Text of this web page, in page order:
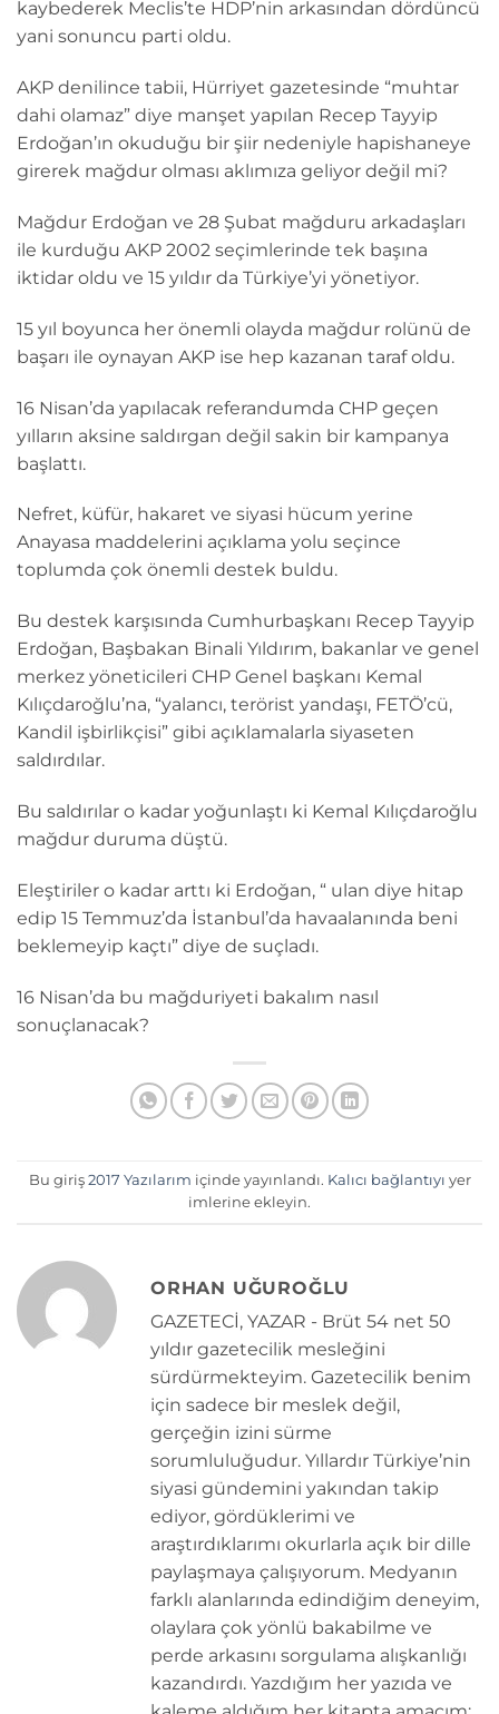
kaybederek Meclis’te HDP’nin arkasından dördüncü
yani sonuncu parti oldu.
AKP denilince tabii, Hürriyet gazetesinde “muhtar
dahi olamaz” diye manşet yapılan Recep Tayyip
Erdoğan’ın okuduğu bir şiir nedeniyle hapishaneye
girerek mağdur olması aklımıza geliyor değil mi?
Mağdur Erdoğan ve 28 Şubat mağduru arkadaşları
ile kurduğu AKP 2002 seçimlerinde tek başına
iktidar oldu ve 15 yıldır da Türkiye’yi yönetiyor.
15 yıl boyunca her önemli olayda mağdur rolünü de
başarı ile oynayan AKP ise hep kazanan taraf oldu.
16 Nisan’da yapılacak referandumda CHP geçen
yılların aksine saldırgan değil sakin bir kampanya
başlattı.
Nefret, küfür, hakaret ve siyasi hücum yerine
Anayasa maddelerini açıklama yolu seçince
toplumda çok önemli destek buldu.
Bu destek karşısında Cumhurbaşkanı Recep Tayyip
Erdoğan, Başbakan Binali Yıldırım, bakanlar ve genel
merkez yöneticileri CHP Genel başkanı Kemal
Kılıçdaroğlu’na, “yalancı, terörist yandaşı, FETÖ’cü,
Kandil işbirlikçisi” gibi açıklamalarla siyaseten
saldırdılar.
Bu saldırılar o kadar yoğunlaştı ki Kemal Kılıçdaroğlu
mağdur duruma düştü.
Eleştiriler o kadar arttı ki Erdoğan, “ ulan diye hitap
edip 15 Temmuz’da İstanbul’da havaalanında beni
beklemeyip kaçtı” diye de suçladı.
16 Nisan’da bu mağduriyeti bakalım nasıl
sonuçlanacak?
Bu giriş 2017 Yazılarım içinde yayınlandı. Kalıcı bağlantıyı yer
imlerine ekleyin.
ORHAN UĞUROĞLU
GAZETECİ, YAZAR - Brüt 54 net 50
yıldır gazetecilik mesleğini
sürdürmekteyim. Gazetecilik benim
için sadece bir meslek değil,
gerçeğin izini sürme
sorumluluğudur. Yıllardır Türkiye’nin
siyasi gündemini yakından takip
ediyor, gördüklerimi ve
araştırdıklarımı okurlarla açık bir dille
paylaşmaya çalışıyorum. Medyanın
farklı alanlarında edindiğim deneyim,
olaylara çok yönlü bakabilme ve
perde arkasını sorgulama alışkanlığı
kazandırdı. Yazdığım her yazıda ve